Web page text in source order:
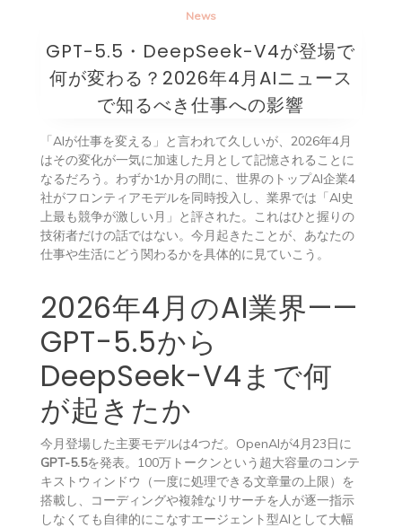
News
GPT-5.5・DeepSeek-V4が登場で
何が変わる？2026年4月AIニュース
で知るべき仕事への影響
「AIが仕事を変える」と言われて久しいが、2026年4月
はその変化が一気に加速した月として記憶されることに
なるだろう。わずか1か月の間に、世界のトップAI企業4
社がフロンティアモデルを同時投入し、業界では「AI史
上最も競争が激しい月」と評された。これはひと握りの
技術者だけの話ではない。今月起きたことが、あなたの
仕事や生活にどう関わるかを具体的に見ていこう。
2026年4月のAI業界——
GPT-5.5から
DeepSeek-V4まで何
が起きたか
今月登場した主要モデルは4つだ。OpenAIが4月23日に
GPT-5.5を発表。100万トークンという超大容量のコンテ
キストウィンドウ（一度に処理できる文章量の上限）を
搭載し、コーディングや複雑なリサーチを人が逐一指示
しなくても自律的にこなすエージェント型AIとして大幅